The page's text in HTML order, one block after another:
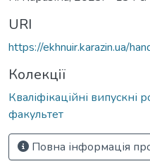
URI
https://ekhnuir.karazin.ua/
Колекції
Кваліфікаційні випускні
факультет
Повна інформація